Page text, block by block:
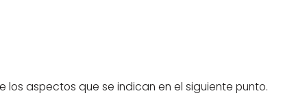
aspectos que se indican en el siguiente punto.